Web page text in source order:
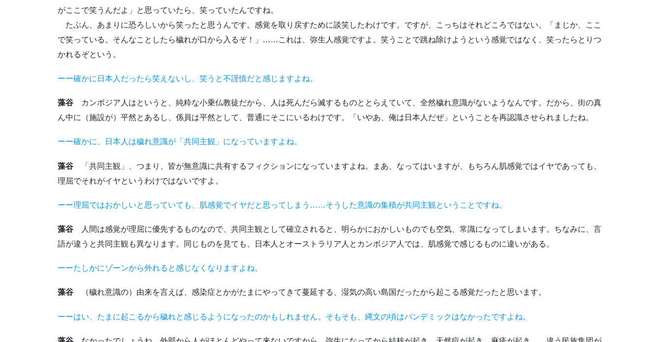
がここで笑うんだよ」と思っていたら、笑っていたんですね。
たぶん、あまりに恐ろしいから笑ったと思うんです。感覚を取り戻すために談笑したわけです。ですが、こっちはそれどころではない。「まじか、ここ
で笑っている。そんなことしたら穢れが口から入るぞ！」……これは、弥生人感覚ですよ。笑うことで跳ね除けようという感覚ではなく、笑ったらとりつ
かれるぞという。
ーー確かに日本人だったら笑えないし、笑うと不謹慎だと感じますよね。
藻谷 カンボジア人はというと、純粋な小乗仏教徒だから、人は死んだら滅するものととらえていて、全然穢れ意識がないようなんです。だから、街の真
ん中に（施設が）平然とあるし、係員は平然として、普通にそこにいるわけです。「いやあ、俺は日本人だぜ」ということを再認識させられましたね。
ーー確かに、日本人は穢れ意識が「共同主観」になっていますよね。
藻谷 「共同主観」、つまり、皆が無意識に共有するフィクションになっていますよね。まあ、なってはいますが、もちろん肌感覚ではイヤであっても、
理屈でそれがイヤというわけではないですよ。
ーー理屈ではおかしいと思っていても、肌感覚でイヤだと思ってしまう……そうした意識の集積が共同主観ということですね。
藻谷 人間は感覚が理屈に優先するものなので、共同主観として確立されると、明らかにおかしいものでも空気、常識になってしまいます。ちなみに、言
語が違うと共同主観も異なります。同じものを見ても、日本人とオーストラリア人とカンボジア人では、肌感覚で感じるものに違いがある。
ーーたしかにゾーンから外れると感じなくなりますよね。
藻谷 （穢れ意識の）由来を言えば、感染症とかがたまにやってきて蔓延する、湿気の高い島国だったから起こる感覚だったと思います。
ーーはい、たまに起こるから穢れと感じるようになったのかもしれません。そもそも、縄文の頃はパンデミックはなかったですよね。